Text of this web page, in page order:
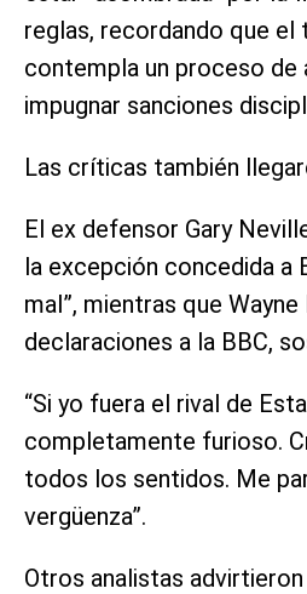
reglas, recordando que el
contempla un proceso de
impugnar sanciones
Las críticas también
El ex defensor Gary
la excepción concedida a
mal”, mientras que Wayne
declaraciones a la BBC,
“Si yo fuera el rival de
completamente furioso.
todos los sentidos. Me
vergüenza”.
Otros analistas